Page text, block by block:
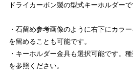
ドライカーボン製の型式キーホルダーで
・石留め参考画像のように右下にカラ
を留めることも可能です。
・キーホルダー金具も選択可能です。
を参照ください。